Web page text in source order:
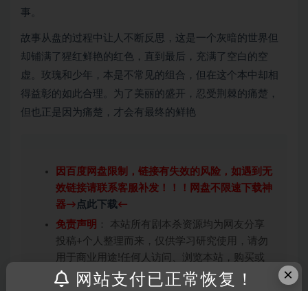
事。
故事从盘的过程中让人不断反思，这是一个灰暗的世界但
却铺满了猩红鲜艳的红色，直到最后，充满了空白的空
虚。玫瑰和少年，本是不常见的组合，但在这个本中却相
得益彰的如此合理。为了美丽的盛开，忍受荆棘的痛楚，
但也正是因为痛楚，才会有最终的鲜艳
因百度网盘限制，链接有失效的风险，如遇到无
效链接请联系客服补发！！！网盘不限速下载神
器→ 点此下载←
免责声明 ： 本站所有剧本杀资源均为网友分享
投稿+个人整理而来，仅供学习研究使用，请勿
用于商业用途!任何人访问、浏览本站，购买或
未购买，即代表已阅读本声明，理解并同意受本
×
网站支付已正常恢复！